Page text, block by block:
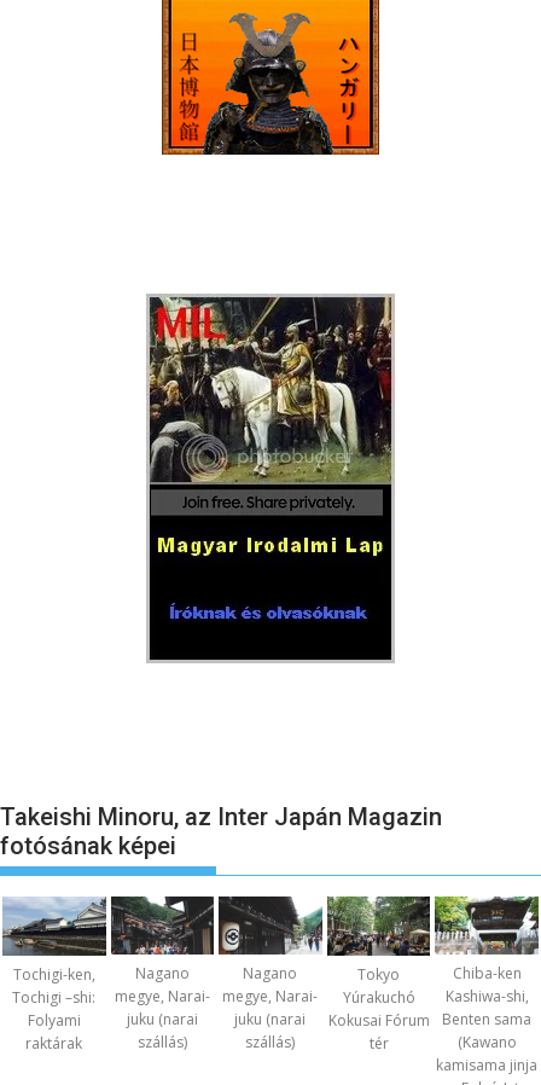
Takeishi Minoru, az Inter Japán Magazin
fotósának képei
Tochigi-ken,
Tochigi –shi:
Folyami
raktárak
Nagano
megye, Narai-
juku (narai
szállás)
Nagano
megye, Narai-
juku (narai
szállás)
Tokyo
Yúrakuchó
Kokusai Fórum
tér
Chiba-ken
Kashiwa-shi,
Benten sama
(Kawano
kamisama jinja